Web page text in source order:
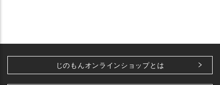
じのもんオンラインショップとは